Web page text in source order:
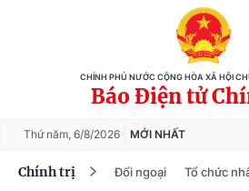
CHÍNH PHỦ NƯỚC CỘNG HÒA XÃ HỘI
Báo Điện tử
Thứ năm, 6/8/2026 MỚI NHẤT
Chính trị Đối ngoại Tổ chức